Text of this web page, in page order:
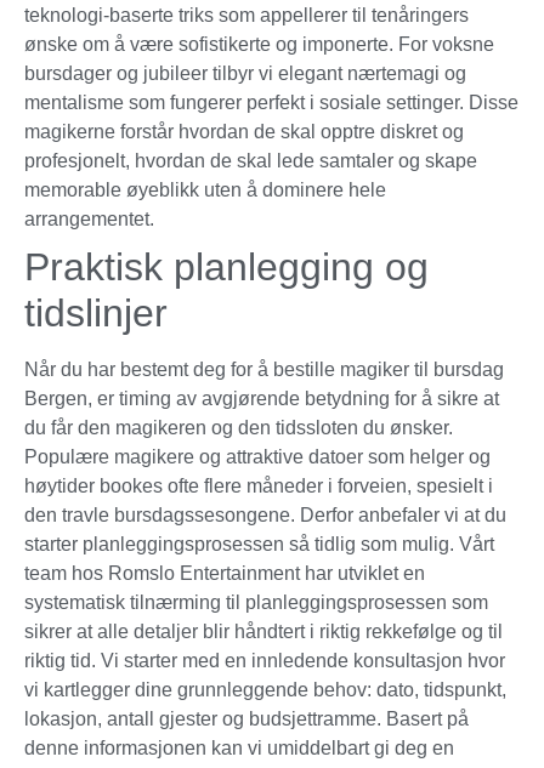
teknologi-baserte triks som appellerer til tenåringers
ønske om å være sofistikerte og imponerte. For voksne
bursdager og jubileer tilbyr vi elegant nærtemagi og
mentalisme som fungerer perfekt i sosiale settinger. Disse
magikerne forstår hvordan de skal opptre diskret og
profesjonelt, hvordan de skal lede samtaler og skape
memorable øyeblikk uten å dominere hele
arrangementet.
Praktisk planlegging og
tidslinjer
Når du har bestemt deg for å bestille magiker til bursdag
Bergen, er timing av avgjørende betydning for å sikre at
du får den magikeren og den tidssloten du ønsker.
Populære magikere og attraktive datoer som helger og
høytider bookes ofte flere måneder i forveien, spesielt i
den travle bursdagssesongene. Derfor anbefaler vi at du
starter planleggingsprosessen så tidlig som mulig. Vårt
team hos Romslo Entertainment har utviklet en
systematisk tilnærming til planleggingsprosessen som
sikrer at alle detaljer blir håndtert i riktig rekkefølge og til
riktig tid. Vi starter med en innledende konsultasjon hvor
vi kartlegger dine grunnleggende behov: dato, tidspunkt,
lokasjon, antall gjester og budsjettramme. Basert på
denne informasjonen kan vi umiddelbart gi deg en